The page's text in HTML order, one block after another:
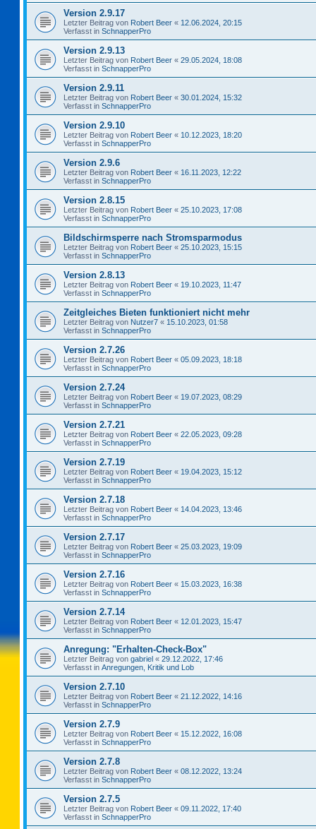
Version 2.9.17
Letzter Beitrag von Robert Beer « 12.06.2024, 20:15
Verfasst in SchnapperPro
Version 2.9.13
Letzter Beitrag von Robert Beer « 29.05.2024, 18:08
Verfasst in SchnapperPro
Version 2.9.11
Letzter Beitrag von Robert Beer « 30.01.2024, 15:32
Verfasst in SchnapperPro
Version 2.9.10
Letzter Beitrag von Robert Beer « 10.12.2023, 18:20
Verfasst in SchnapperPro
Version 2.9.6
Letzter Beitrag von Robert Beer « 16.11.2023, 12:22
Verfasst in SchnapperPro
Version 2.8.15
Letzter Beitrag von Robert Beer « 25.10.2023, 17:08
Verfasst in SchnapperPro
Bildschirmsperre nach Stromsparmodus
Letzter Beitrag von Robert Beer « 25.10.2023, 15:15
Verfasst in SchnapperPro
Version 2.8.13
Letzter Beitrag von Robert Beer « 19.10.2023, 11:47
Verfasst in SchnapperPro
Zeitgleiches Bieten funktioniert nicht mehr
Letzter Beitrag von Nutzer7 « 15.10.2023, 01:58
Verfasst in SchnapperPro
Version 2.7.26
Letzter Beitrag von Robert Beer « 05.09.2023, 18:18
Verfasst in SchnapperPro
Version 2.7.24
Letzter Beitrag von Robert Beer « 19.07.2023, 08:29
Verfasst in SchnapperPro
Version 2.7.21
Letzter Beitrag von Robert Beer « 22.05.2023, 09:28
Verfasst in SchnapperPro
Version 2.7.19
Letzter Beitrag von Robert Beer « 19.04.2023, 15:12
Verfasst in SchnapperPro
Version 2.7.18
Letzter Beitrag von Robert Beer « 14.04.2023, 13:46
Verfasst in SchnapperPro
Version 2.7.17
Letzter Beitrag von Robert Beer « 25.03.2023, 19:09
Verfasst in SchnapperPro
Version 2.7.16
Letzter Beitrag von Robert Beer « 15.03.2023, 16:38
Verfasst in SchnapperPro
Version 2.7.14
Letzter Beitrag von Robert Beer « 12.01.2023, 15:47
Verfasst in SchnapperPro
Anregung: "Erhalten-Check-Box"
Letzter Beitrag von gabriel « 29.12.2022, 17:46
Verfasst in Anregungen, Kritik und Lob
Version 2.7.10
Letzter Beitrag von Robert Beer « 21.12.2022, 14:16
Verfasst in SchnapperPro
Version 2.7.9
Letzter Beitrag von Robert Beer « 15.12.2022, 16:08
Verfasst in SchnapperPro
Version 2.7.8
Letzter Beitrag von Robert Beer « 08.12.2022, 13:24
Verfasst in SchnapperPro
Version 2.7.5
Letzter Beitrag von Robert Beer « 09.11.2022, 17:40
Verfasst in SchnapperPro